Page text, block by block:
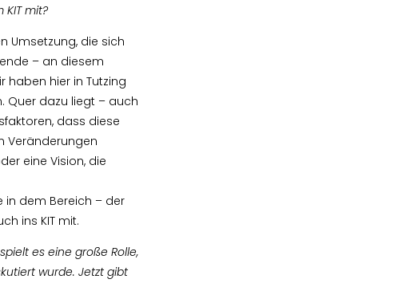
mit?
Umsetzung, die sich
– an diesem
haben hier in Tutzing
Quer dazu liegt – auch
dass diese
Veränderungen
eine Vision, die
in dem Bereich – der
ins KIT mit.
es eine große Rolle,
wurde. Jetzt gibt